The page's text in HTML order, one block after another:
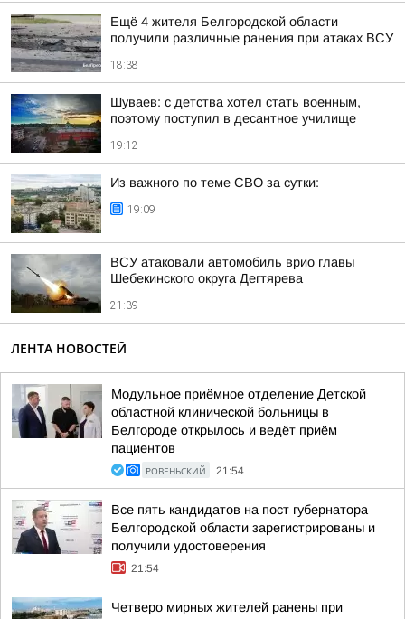
Ещё 4 жителя Белгородской области
получили различные ранения при атаках ВСУ
18:38
Шуваев: с детства хотел стать военным,
поэтому поступил в десантное училище
19:12
Из важного по теме СВО за сутки:
19:09
ВСУ атаковали автомобиль врио главы
Шебекинского округа Дегтярева
21:39
ЛЕНТА НОВОСТЕЙ
Модульное приёмное отделение Детской
областной клинической больницы в
Белгороде открылось и ведёт приём
пациентов
РОВЕНЬСКИЙ 21:54
Все пять кандидатов на пост губернатора
Белгородской области зарегистрированы и
получили удостоверения
21:54
Четверо мирных жителей ранены при